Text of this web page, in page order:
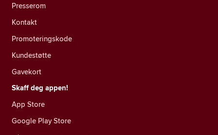
Presserom
Kontakt
Promoteringskode
Kundestøtte
Gavekort
Skaff deg appen!
App Store
Google Play Store